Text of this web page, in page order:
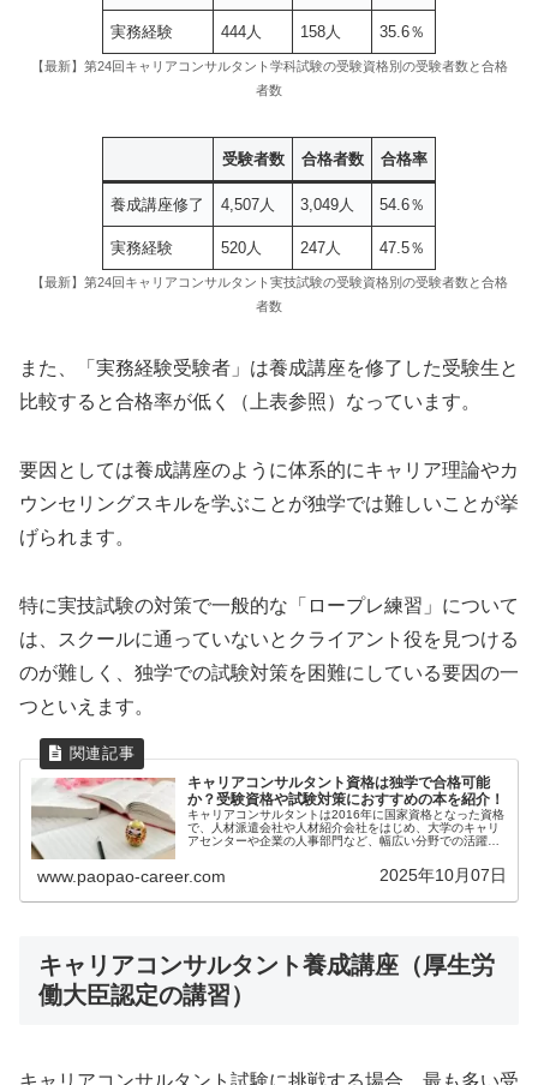
実務経験 444人 158人 35.6％
【最新】第24回キャリアコンサルタント学科試験の受験資格別の受験者数と合格
者数
受験者数 合格者数 合格率
養成講座修了 4,507人 3,049人 54.6％
実務経験 520人 247人 47.5％
【最新】第24回キャリアコンサルタント実技試験の受験資格別の受験者数と合格
者数
また、「実務経験受験者」は養成講座を修了した受験生と
比較すると合格率が低く（上表参照）なっています。
要因としては養成講座のように体系的にキャリア理論やカ
ウンセリングスキルを学ぶことが独学では難しいことが挙
げられます。
特に実技試験の対策で一般的な「ロープレ練習」について
は、スクールに通っていないとクライアント役を見つける
のが難しく、独学での試験対策を困難にしている要因の一
つといえます。
キャリアコンサルタント資格は独学で合格可能
か？受験資格や試験対策におすすめの本を紹介！
キャリアコンサルタントは2016年に国家資格となった資格
で、人材派遣会社や人材紹介会社をはじめ、大学のキャリ
アセンターや企業の人事部門など、幅広い分野での活躍が
www.paopao-career.com 2025年10月07日
キャリアコンサルタント養成講座（厚生労
働大臣認定の講習）
キャリアコンサルタント試験に挑戦する場合、最も多い受